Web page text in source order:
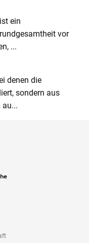
ein
vor
...
denen die
sondern aus